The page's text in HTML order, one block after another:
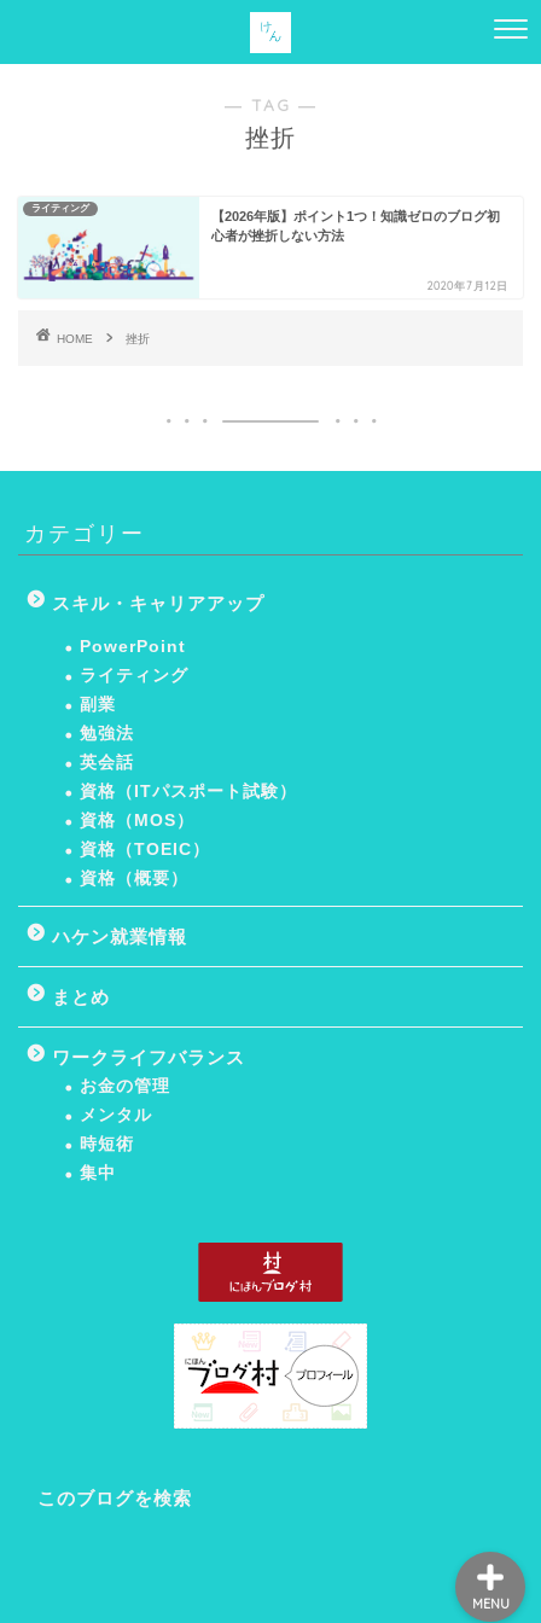
― TAG ―
挫折
ライティング
【2026年版】ポイント1つ！知識ゼロのブログ初
心者が挫折しない方法
2020年7月12日
HOME 挫折
カテゴリー
スキル・キャリアアップ
PowerPoint
ライティング
副業
勉強法
英会話
資格（ITパスポート試験）
資格（MOS）
資格（TOEIC）
資格（概要）
ハケン就業情報
まとめ
ワークライフバランス
お金の管理
メンタル
時短術
集中
このブログを検索
MENU
プロフィール
プライバシーポリシー